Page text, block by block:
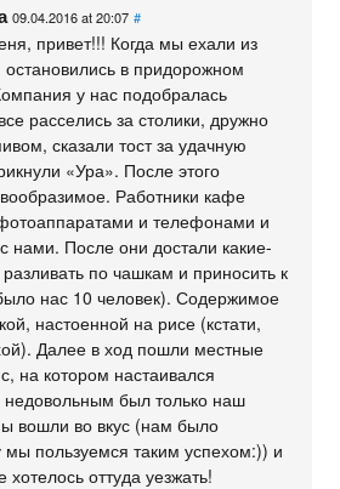
09.04.2016 at 20:07 #
привет!!! Когда мы ехали из
в придорожном
у нас подобралась
расселись за столики, дружно
сказали тост за удачную
«Ура». После этого
Работники кафе
и телефонами и
нами. После они достали какие-
по чашкам и приносить к
нас 10 человек). Содержимое
настоенной на рисе (кстати,
Далее в ход пошли местные
на котором настаивался
был только наш
вошли во вкус (нам было
пользуемся таким успехом:)) и
оттуда уезжать!